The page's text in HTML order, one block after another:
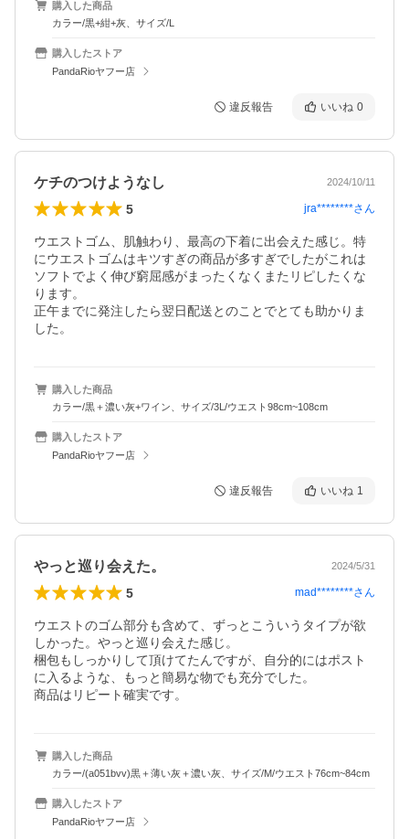
購入した商品
カラー/黒+紺+灰、サイズ/L
購入したストア
PandaRioヤフー店
違反報告 いいね 0
ケチのつけようなし 2024/10/11
5 jra********さん
ウエストゴム、肌触わり、最高の下着に出会えた感じ。特
にウエストゴムはキツすぎの商品が多すぎでしたがこれは
ソフトでよく伸び窮屈感がまったくなくまたリピしたくな
ります。
正午までに発注したら翌日配送とのことでとても助かりま
購入した商品
カラー/黒＋濃い灰+ワイン、サイズ/3L/ウエスト98cm~108cm
購入したストア
PandaRioヤフー店
違反報告 いいね 1
やっと巡り会えた。 2024/5/31
5 mad********さん
ウエストのゴム部分も含めて、ずっとこういうタイプが欲
しかった。やっと巡り会えた感じ。
梱包もしっかりして頂けてたんですが、自分的にはポスト
に入るような、もっと簡易な物でも充分でした。
商品はリピート確実です。
購入した商品
カラー/(a051bvv)黒＋薄い灰＋濃い灰、サイズ/M/ウエスト76cm~84cm
購入したストア
PandaRioヤフー店